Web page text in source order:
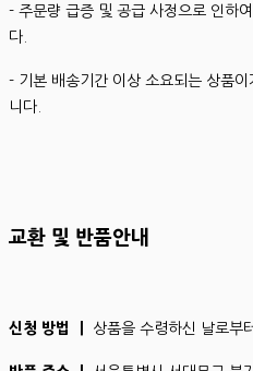
- 주문량 급증 및 공급 사정으로 인하
다.
- 기본 배송기간 이상 소요되는 상품
니다.
교환 및 반품안내
신청 방법 ㅣ 상품을 수령하신 날로부